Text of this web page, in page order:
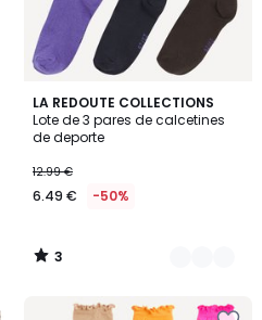
LA REDOUTE COLLECTIONS
Lote de 3 pares de calcetines
de deporte
12.99 €
6.49 € -50%
3
/
5
2
Colores
3
/